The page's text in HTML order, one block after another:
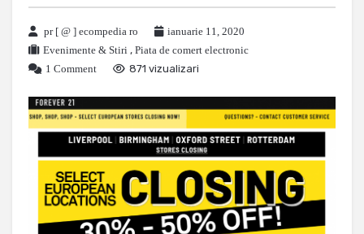
pr [ @ ] ecompedia ro
ianuarie 11, 2020
Evenimente & Stiri , Piata de comert electronic
1 Comment
871 vizualizari